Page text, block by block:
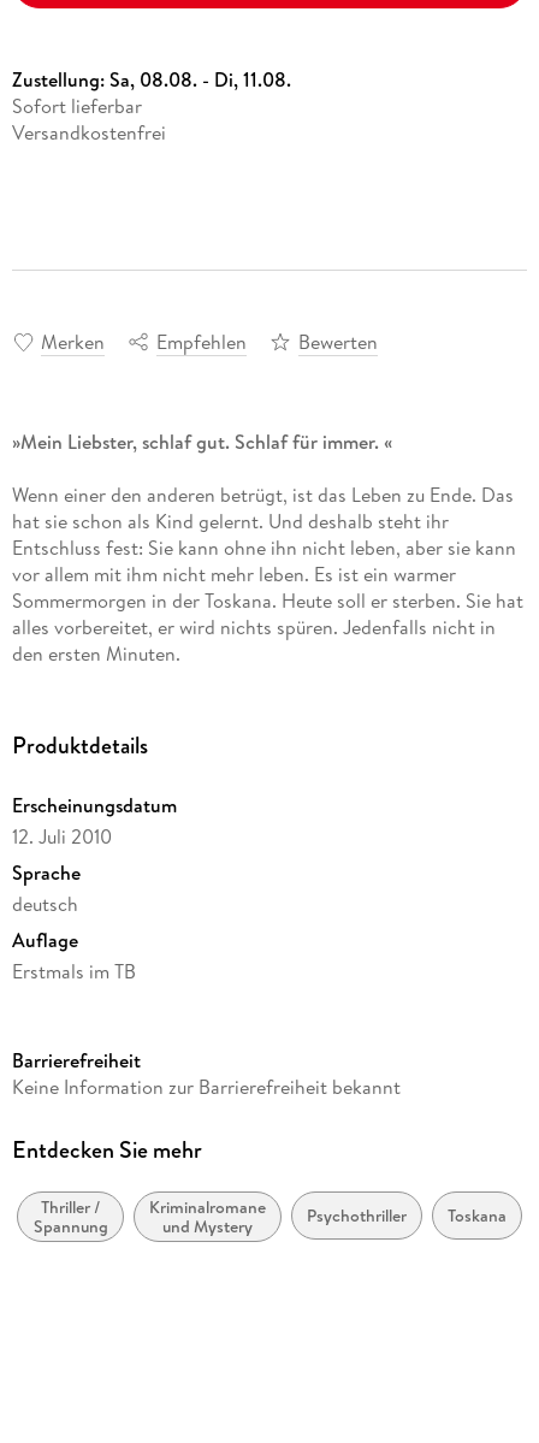
Zustellung:Sa, 08.08. - Di, 11.08.
Sofort lieferbar
Versandkostenfrei
Merken Empfehlen Bewerten
»Mein Liebster, schlaf gut. Schlaf für immer. «
Wenn einer den anderen betrügt, ist das Leben zu Ende. Das
hat sie schon als Kind gelernt. Und deshalb steht ihr
Entschluss fest: Sie kann ohne ihn nicht leben, aber sie kann
vor allem mit ihm nicht mehr leben. Es ist ein warmer
Sommermorgen in der Toskana. Heute soll er sterben. Sie hat
alles vorbereitet, er wird nichts spüren. Jedenfalls nicht in
den ersten Minuten.
Produktdetails
Erscheinungsdatum
12. Juli 2010
Sprache
deutsch
Auflage
Erstmals im TB
Autor/Autorin
Verlag/Hersteller
Originalsprache
deutsch
Barrierefreiheit
Keine Information zur Barrierefreiheit bekannt
Entdecken Sie mehr
Thriller /
Spannung
Kriminalromane
und Mystery
Psychothriller Toskana